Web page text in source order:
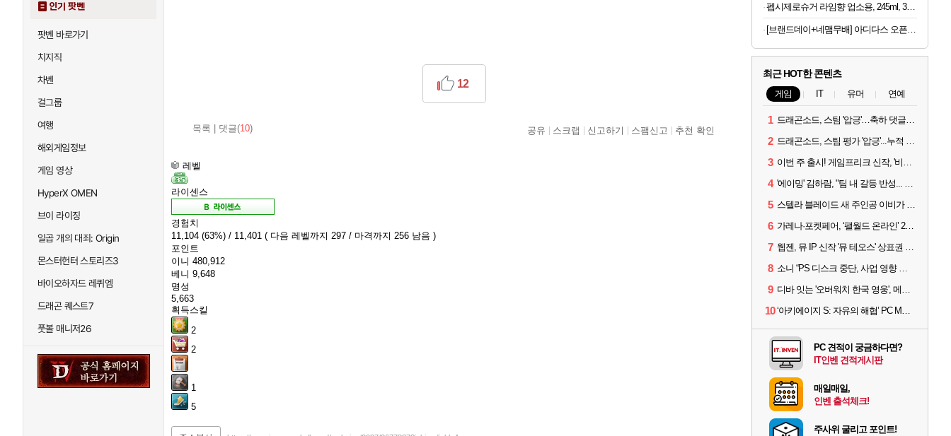
인기 팟벤
팟벤 바로가기
치지직
차벤
걸그룹
여행
해외게임정보
게임 영상
HyperX OMEN
브이 라이징
일곱 개의 대죄: Origin
몬스터헌터 스토리즈3
바이오하자드 레퀴엠
드래곤 퀘스트7
풋볼 매니저26
목록 댓글(10)
12
공유 스크랩 신고하기 스팸신고 추천 확인
레벨
라이센스
경험치
11,104 (63%) / 11,401 ( 다음 레벨까지 297 / 마격까지 256 남음 )
포인트
이니 480,912
베니 9,648
명성
5,663
획득스킬
2
2
1
5
펩시제로슈거 라임향 업소용, 245ml, 30개
[브랜드데이+네맴무배] 아디다스 오픈백 트레이닝 헬스 장갑 통기성 더블스트랩 운동 턱걸이 풀업 웨이트 크로스핏
최근 HOT한 콘텐츠
게임 IT 유머 연예
1 드래곤소드, 스팀 '압긍'…축하 댓글 달고 게임 코드 받자!
2 드래곤소드, 스팀 평가 '압긍'...누적 판매량 20만장 돌파
3 이번 주 출시! 게임프리크 신작, '비스트 오브 리인카네이션'
4 '에이밍' 김하람, "팀 내 갈등 반성... 끝까지 뛰고 싶었다"
5 스텔라 블레이드 새 주인공 이비가 부릅니다, 'Wanna be in LOVE' 뮤비 공개
6 가레나·포켓페어, ‘팰월드 온라인’ 2026년 출시 예고
7 웹젠, 뮤 IP 신작 '뮤 테오스' 상표권 출원
8 소니 “PS 디스크 중단, 사업 영향 없다”
9 디바 잇는 '오버워치 한국 영웅', 메카 파일럿 디몬 나온다
10 ‘아키에이지 S: 자유의 해협’ PC MMORPG로 개발한다
PC 견적이 궁금하다면?
IT인벤 견적게시판
매일매일,
인벤 출석체크!
주사위 굴리고 포인트!